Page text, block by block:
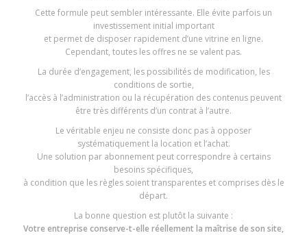
Cette formule peut sembler intéressante. Elle évite parfois un
investissement initial important
et permet de disposer rapidement d’une vitrine en ligne.
Cependant, toutes les offres ne se valent pas.
La durée d’engagement, les possibilités de modification, les
conditions de sortie,
l’accès à l’administration ou la récupération des contenus peuvent
être très différents d’un contrat à l’autre.
Le véritable enjeu ne consiste donc pas à opposer
systématiquement la location et l’achat.
Une solution par abonnement peut correspondre à certains
besoins spécifiques,
à condition que les règles soient transparentes et comprises dès le
départ.
La bonne question est plutôt la suivante :
Votre entreprise conserve-t-elle réellement la maîtrise de son site,